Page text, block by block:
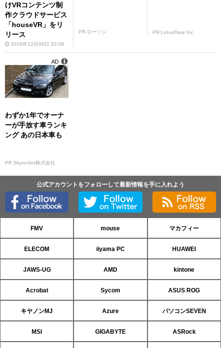
けVRコンテンツ制
作クラウドサービス
「houseVR」をリ
リース
2016年12月08日 20:08
PR ローソン PR LotusFlare Inc
わずか1年でオーナ
ーが手放す車ランキ
ング あの日本車も
PR Skyrocket株式会社
AD
公式アカウントをフォローして最新情報を手に入れよう
FMV mouse マカフィー
ELECOM iiyama PC HUAWEI
JAWS-UG AMD kintone
Acrobat Sycom ASUS ROG
キヤノンMJ Azure パソコンSEVEN
MSI GIGABYTE ASRock